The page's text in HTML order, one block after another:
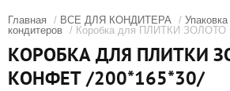
Главная / ВСЕ ДЛЯ КОНДИТЕРА / Упаковка
кондитеров / Коробка для ПЛИТКИ ЗОЛОТО
КОРОБКА ДЛЯ ПЛИТКИ
КОНФЕТ /200*165*30/